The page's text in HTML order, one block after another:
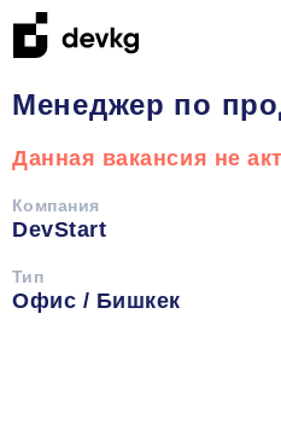
Менеджер по
Данная вакансия не
Компания
DevStart
Тип
Офис / Бишкек